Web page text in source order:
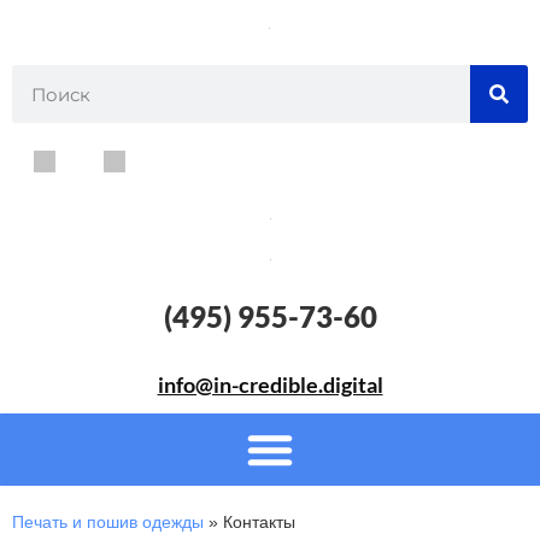
(495) 955-73-60
info@in-credible.digital
Печать и пошив одежды » Контакты